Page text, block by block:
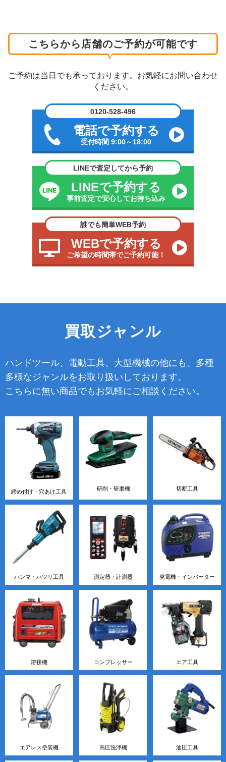
こちらから店舗のご予約が可能です
ご予約は当日でも承っております。お気軽にお問い合わせ
ください。
0120-528-496
電話で予約する
受付時間 9:00～18:00
LINEで査定してから予約
LINEで予約する
事前査定で安心してお持ち込み
誰でも簡単WEB予約
WEBで予約する
ご希望の時間帯でご予約可能！
買取ジャンル
ハンドツール、電動工具、大型機械の他にも、多種
多様なジャンルをお取り扱いしております。
こちらに無い商品でもお気軽にご相談ください。
締め付け・穴あけ工具 研削・研磨機 切断工具
ハンマ・ハツリ工具 測定器・計測器 発電機・インバーター
溶接機 コンプレッサー エア工具
エアレス塗装機 高圧洗浄機 油圧工具